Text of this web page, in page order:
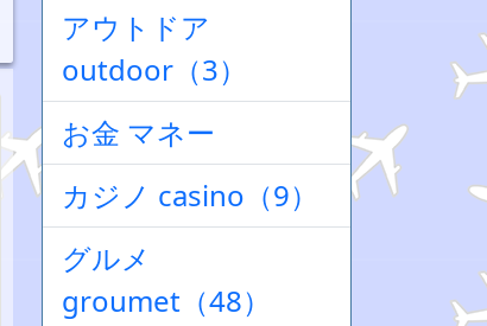
アウトドア
outdoor（3）
お金 マネー
カジノ casino（9）
グルメ
groumet（48）